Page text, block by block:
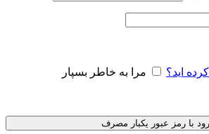
اید؟ مرا به خاطر بسپار
با رمز عبور یکبار مصرف